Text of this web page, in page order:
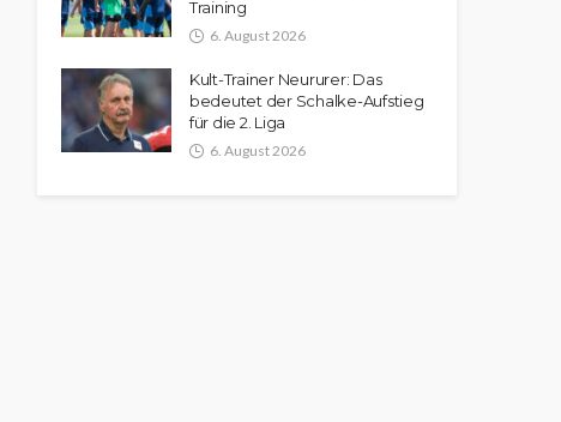
Training
6. August 2026
Kult-Trainer Neururer: Das
bedeutet der Schalke-Aufstieg
für die 2. Liga
6. August 2026